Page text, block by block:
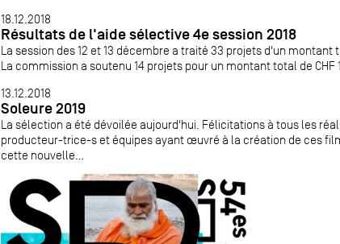
18.12.2018
Résultats de l'aide sélective 4e session 2018
La session des 12 et 13 décembre a traité 33 projets d'un montant
La commission a soutenu 14 projets pour un montant total de CHF
13.12.2018
Soleure 2019
La sélection a été dévoilée aujourd'hui. Félicitations à tous les
producteur-trice-s et équipes ayant œuvré à la création de ces
cette nouvelle...